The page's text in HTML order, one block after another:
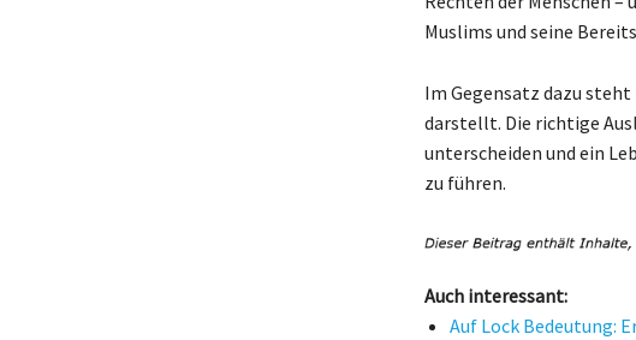
Muslims und seine
Im Gegensatz dazu
darstellt. Die richtige
unterscheiden und ein
zu führen.
Auch interessant:
Auf Lock Bedeutung: